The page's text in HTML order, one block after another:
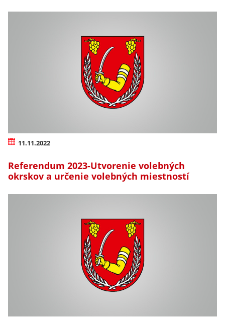
11.11.2022
Referendum 2023-Utvorenie volebných
okrskov a určenie volebných miestností